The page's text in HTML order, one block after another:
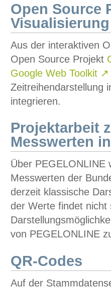
Open Source
Visualisierung
Aus der interaktiven
Open Source Projekt
Google Web Toolkit ↗
Zeitreihendarstellung
integrieren.
Projektarbeit
Messwerten
Über PEGELONLINE
Messwerten der
derzeit klassische
der Werte findet
von PEGELONLINE
QR-Codes
Auf der